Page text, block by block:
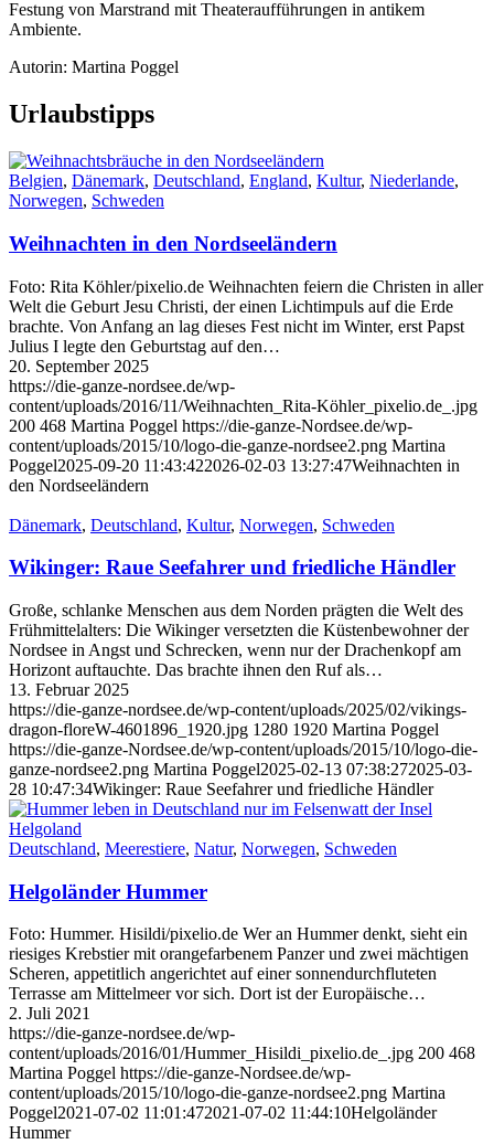
Festung von Marstrand mit Theateraufführungen in antikem
Ambiente.
Autorin: Martina Poggel
Urlaubstipps
Belgien, Dänemark, Deutschland, England, Kultur, Niederlande,
Norwegen, Schweden
Weihnachten in den Nordseeländern
Foto: Rita Köhler/pixelio.de Weihnachten feiern die Christen in aller
Welt die Geburt Jesu Christi, der einen Lichtimpuls auf die Erde
brachte. Von Anfang an lag dieses Fest nicht im Winter, erst Papst
Julius I legte den Geburtstag auf den…
20. September 2025
https://die-ganze-nordsee.de/wp-
content/uploads/2016/11/Weihnachten_Rita-Köhler_pixelio.de_.jpg
200 468 Martina Poggel https://die-ganze-Nordsee.de/wp-
content/uploads/2015/10/logo-die-ganze-nordsee2.png Martina
Poggel2025-09-20 11:43:422026-02-03 13:27:47Weihnachten in
den Nordseeländern
Dänemark, Deutschland, Kultur, Norwegen, Schweden
Wikinger: Raue Seefahrer und friedliche Händler
Große, schlanke Menschen aus dem Norden prägten die Welt des
Frühmittelalters: Die Wikinger versetzten die Küstenbewohner der
Nordsee in Angst und Schrecken, wenn nur der Drachenkopf am
Horizont auftauchte. Das brachte ihnen den Ruf als…
13. Februar 2025
https://die-ganze-nordsee.de/wp-content/uploads/2025/02/vikings-
dragon-floreW-4601896_1920.jpg 1280 1920 Martina Poggel
https://die-ganze-Nordsee.de/wp-content/uploads/2015/10/logo-die-
ganze-nordsee2.png Martina Poggel2025-02-13 07:38:272025-03-
28 10:47:34Wikinger: Raue Seefahrer und friedliche Händler
Deutschland, Meerestiere, Natur, Norwegen, Schweden
Helgoländer Hummer
Foto: Hummer. Hisildi/pixelio.de Wer an Hummer denkt, sieht ein
riesiges Krebstier mit orangefarbenem Panzer und zwei mächtigen
Scheren, appetitlich angerichtet auf einer sonnendurchfluteten
Terrasse am Mittelmeer vor sich. Dort ist der Europäische…
2. Juli 2021
https://die-ganze-nordsee.de/wp-
content/uploads/2016/01/Hummer_Hisildi_pixelio.de_.jpg 200 468
Martina Poggel https://die-ganze-Nordsee.de/wp-
content/uploads/2015/10/logo-die-ganze-nordsee2.png Martina
Poggel2021-07-02 11:01:472021-07-02 11:44:10Helgoländer
Hummer